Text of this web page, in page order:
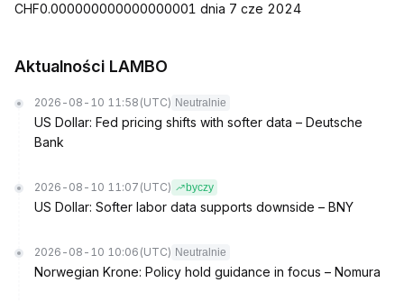
CHF0.000000000000000001 dnia 7 cze 2024
Aktualności LAMBO
2026-08-10 11:58 (UTC) Neutralnie
US Dollar: Fed pricing shifts with softer data – Deutsche
Bank
2026-08-10 11:07 (UTC) byczy
US Dollar: Softer labor data supports downside – BNY
2026-08-10 10:06 (UTC) Neutralnie
Norwegian Krone: Policy hold guidance in focus – Nomura